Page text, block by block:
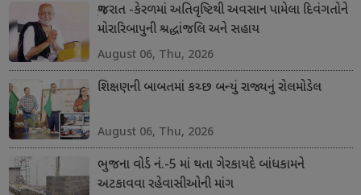
ગુજરાત -કેરળમાં અતિવૃષ્ટિથી અવસાન પામેલા દિવંગતોને
મોરારિબાપુની શ્રદ્ધાંજલિ અને સહાય
August 06, Thu, 2026
શિક્ષણની બાબતમાં કચ્છ બન્યું રાજ્યનું રોલમોડેલ
August 06, Thu, 2026
ભુજના વોર્ડ નં.-5 માં થતા ગેરકાયદે બાંધકામને
અટકાવવા રહેવાસીઓની માંગ